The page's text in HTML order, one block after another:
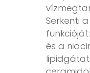
Serkenti
és a
lipidgátat